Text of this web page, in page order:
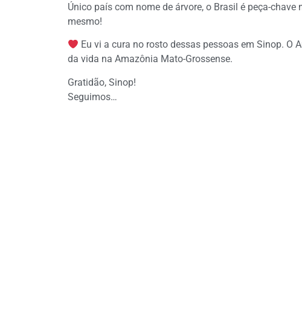
Único país com nome de árvore, o Brasil é peça-
mesmo!
Eu vi a cura no rosto dessas pessoas em Sinop.
da vida na Amazônia Mato-Grossense.
Gratidão, Sinop!
Seguimos…